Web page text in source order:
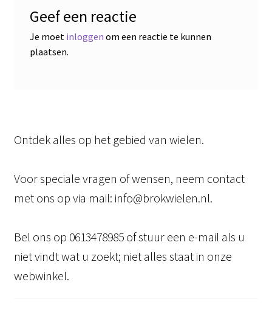
Geef een reactie
Je moet inloggen om een reactie te kunnen
plaatsen.
Ontdek alles op het gebied van wielen.
Voor speciale vragen of wensen, neem contact
met ons op via mail: info@brokwielen.nl.
Bel ons op 0613478985 of stuur een e-mail als u
niet vindt wat u zoekt; niet alles staat in onze
webwinkel.